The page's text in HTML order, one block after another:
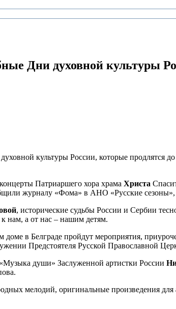
Дни духовной культуры
культуры России, которые
Патриаршего хора храма Христа
журналу «Фома» в АНО «Русские
, исторические судьбы России и Сербии
нам, а от нас – нашим детям.
в Белграде пройдут мероприятия,
Предстоятеля Русской Православной
души» Заслуженной артистки России
мелодий, оригинальные произведения